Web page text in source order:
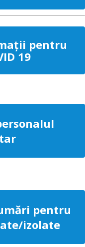
pentru
19
pentru
izolate